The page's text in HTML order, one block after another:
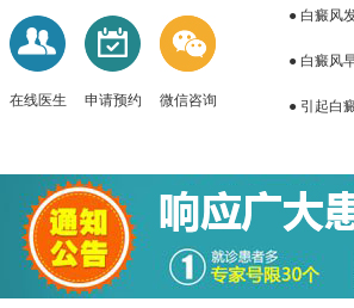
在线医生 申请预约 微信咨询
● 白癜风
● 白癜风
● 引起白